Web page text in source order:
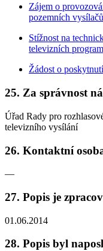
Zájem o
pozemních vysílačů
Stížnost na
televizních
Žádost o
25. Za správnost
Úřad Rady pro
televizního vysílání
26. Kontaktní
—
27. Popis je
01.06.2014
28. Popis byl